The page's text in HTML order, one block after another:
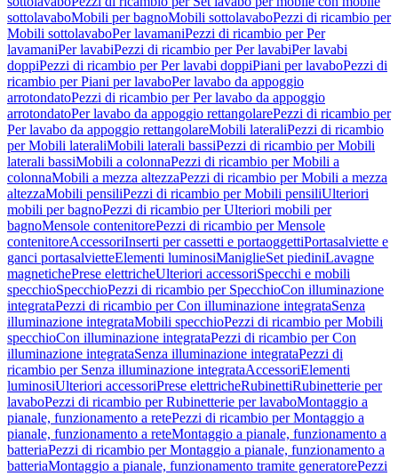
sottolavaboMobili per bagnoMobili sottolavaboPezzi di ricambio per
Mobili sottolavaboPer lavamaniPezzi di ricambio per Per
lavamaniPer lavabiPezzi di ricambio per Per lavabiPer lavabi
doppiPezzi di ricambio per Per lavabi doppiPiani per lavaboPezzi di
ricambio per Piani per lavaboPer lavabo da appoggio
arrotondatoPezzi di ricambio per Per lavabo da appoggio
arrotondatoPer lavabo da appoggio rettangolarePezzi di ricambio per
Per lavabo da appoggio rettangolareMobili lateraliPezzi di ricambio
per Mobili lateraliMobili laterali bassiPezzi di ricambio per Mobili
laterali bassiMobili a colonnaPezzi di ricambio per Mobili a
colonnaMobili a mezza altezzaPezzi di ricambio per Mobili a mezza
altezzaMobili pensiliPezzi di ricambio per Mobili pensiliUlteriori
mobili per bagnoPezzi di ricambio per Ulteriori mobili per
bagnoMensole contenitorePezzi di ricambio per Mensole
contenitoreAccessoriInserti per cassetti e portaoggettiPortasalviette e
ganci portasalvietteElementi luminosiManiglieSet piediniLavagne
magnetichePrese elettricheUlteriori accessoriSpecchi e mobili
specchioSpecchioPezzi di ricambio per SpecchioCon illuminazione
integrataPezzi di ricambio per Con illuminazione integrataSenza
illuminazione integrataMobili specchioPezzi di ricambio per Mobili
specchioCon illuminazione integrataPezzi di ricambio per Con
illuminazione integrataSenza illuminazione integrataPezzi di
ricambio per Senza illuminazione integrataAccessoriElementi
luminosiUlteriori accessoriPrese elettricheRubinettiRubinetterie per
lavaboPezzi di ricambio per Rubinetterie per lavaboMontaggio a
pianale, funzionamento a retePezzi di ricambio per Montaggio a
pianale, funzionamento a reteMontaggio a pianale, funzionamento a
batteriaPezzi di ricambio per Montaggio a pianale, funzionamento a
batteriaMontaggio a pianale, funzionamento tramite generatorePezzi